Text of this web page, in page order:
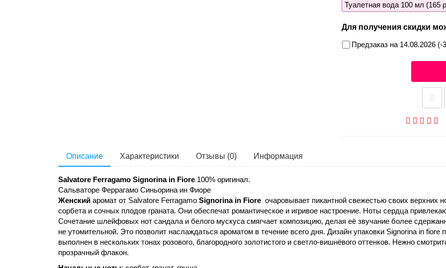
Туалетная вода 100 мл (165
Для получения скидки
Предзаказ на 14.08.2026 (-
Описание Характеристики Отзывы (0) Информация
Salvatore Ferragamo Signorina in Fiore 100% оригинал.
Сальваторе Феррагамо Синьорина ин Фиоре
Женский аромат от Salvatore Ferragamo Signorina in Fiore очаровывает пикантной свежестью своих верхних
сорбета и сочных плодов граната. Они обеспечат романтическое и игривое настроение. Ноты сердца
Сочетание шлейфовых нот сандала и белого мускуса смягчает композицию, делая её звучание более
не утомительной. Это позволит наслаждаться ароматом в течение всего дня. Дизайн упаковки Signorina in
выполнен в нескольких тонах розового, благородного золотистого и светло-вишнёвого оттенков. Нежно
прозрачный флакон.